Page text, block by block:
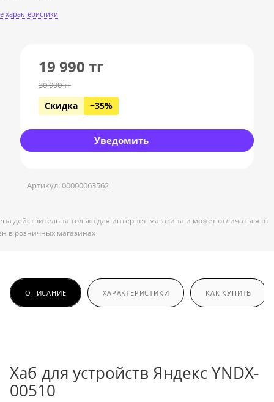
характеристики
19 990 тг
30 990тг
Скидка −35%
Уведомить
Артикул:00000063562
действительна только для интернет-магазина и может отличаться от
в розничных магазинах
ОПИСАНИЕ ХАРАКТЕРИСТИКИ КАК КУПИТЬ
Хаб для устройств Яндекс YNDX-
00510